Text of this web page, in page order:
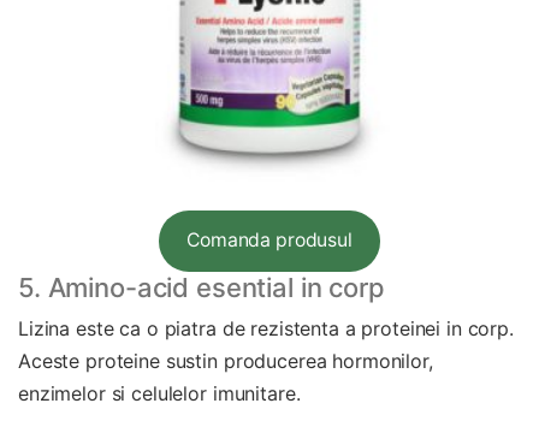
Comanda produsul
5. Amino-acid esential in corp
Lizina este ca o piatra de rezistenta a proteinei in corp.
Aceste proteine sustin producerea hormonilor,
enzimelor si celulelor imunitare.